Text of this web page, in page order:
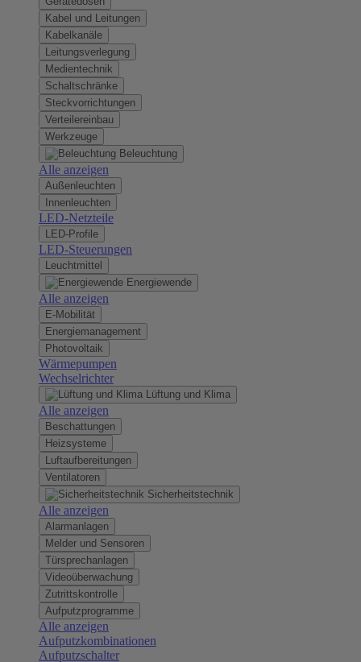
Kabel und Leitungen
Kabelkanäle
Leitungsverlegung
Medientechnik
Schaltschränke
Steckvorrichtungen
Verteilereinbau
Werkzeuge
Beleuchtung
Alle anzeigen
Außenleuchten
Innenleuchten
LED-Netzteile
LED-Profile
LED-Steuerungen
Leuchtmittel
Energiewende
Alle anzeigen
E-Mobilität
Energiemanagement
Photovoltaik
Wärmepumpen
Wechselrichter
Lüftung und Klima
Alle anzeigen
Beschattungen
Heizsysteme
Luftaufbereitungen
Ventilatoren
Sicherheitstechnik
Alle anzeigen
Alarmanlagen
Melder und Sensoren
Türsprechanlagen
Videoüberwachung
Zutrittskontrolle
Aufputzprogramme
Alle anzeigen
Aufputzkombinationen
Aufputzschalter